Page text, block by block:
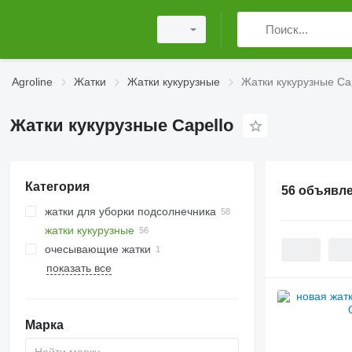
Agroline Жатки Жатки кукурузные Жатки кукурузные
Жатки кукурузные Capello
Категория
жатки для уборки подсолнечника
жатки кукурузные
очесывающие жатки
показать все
Марка
56